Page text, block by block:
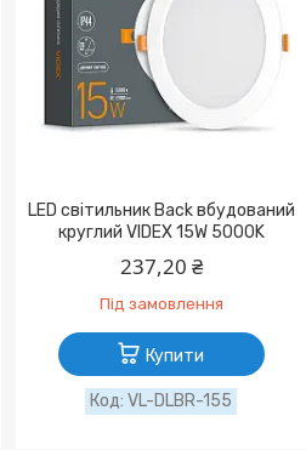
LED світильник Back вбудований
круглий VIDEX 15W 5000K
237,20 ₴
Під замовлення
Купити
VL-DLBR-155